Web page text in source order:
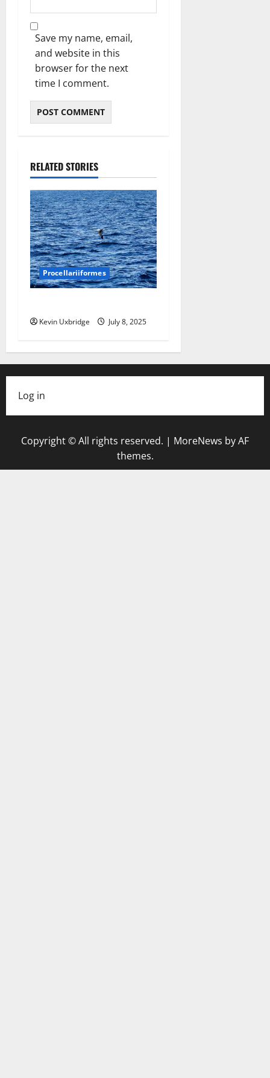
Save my name, email,
and website in this
browser for the next
time I comment.
RELATED STORIES
Procellariiformes
Kevin Uxbridge July 8, 2025
Log in
Copyright © All rights reserved. | MoreNews by AF
themes.